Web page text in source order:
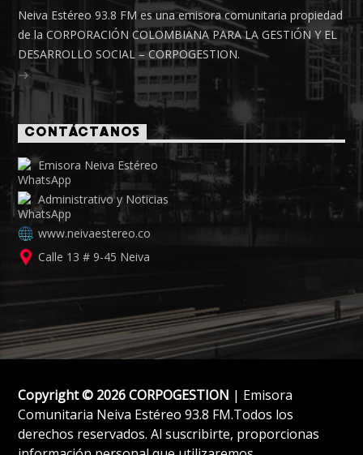
Neiva Estéreo 93.8 FM es una emisora comunitaria propiedad
de la CORPORACIÓN COLOMBIANA PARA LA GESTIÓN Y EL
DESARROLLO SOCIAL – CORPOGESTION.
CONTÁCTANOS
Emisora Neiva Estéreo
Administrativo y Noticias
www.neivaestereo.co
Calle 13 # 9-45 Neiva
Copyright © 2026 CORPOGESTION | Emisora
Comunitaria Neiva Estéreo 93.8 FM.Todos los
derechos reservados. Al suscribirte, proporcionas